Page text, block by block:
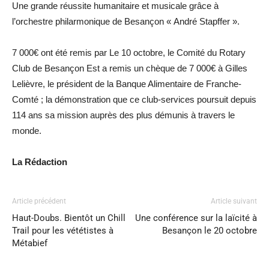
Une grande réussite humanitaire et musicale grâce à
l’orchestre philarmonique de Besançon « André Stapffer ».
7 000€ ont été remis par Le 10 octobre, le Comité du Rotary
Club de Besançon Est a remis un chèque de 7 000€ à Gilles
Lelièvre, le président de la Banque Alimentaire de Franche-
Comté ; la démonstration que ce club-services poursuit depuis
114 ans sa mission auprès des plus démunis à travers le
monde.
La Rédaction
Article précédent
Haut-Doubs. Bientôt un Chill
Trail pour les vététistes à
Métabief
Article suivant
Une conférence sur la laïcité à
Besançon le 20 octobre